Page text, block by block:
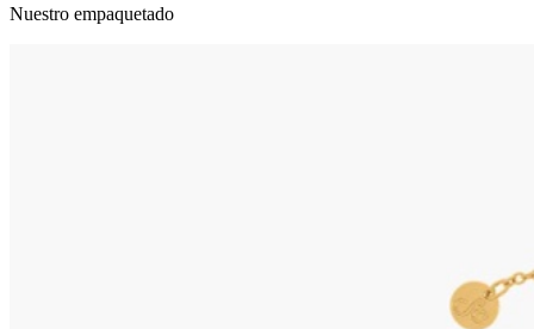
Nuestro empaquetado